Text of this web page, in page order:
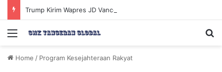
Menu
Home / Program Kesejahteraan Rakyat